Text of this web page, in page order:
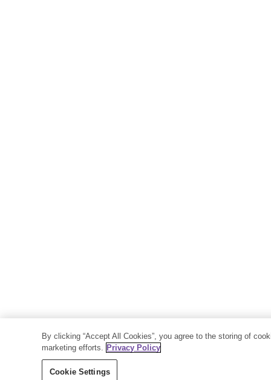
By clicking “Accept All Cookies”, you agree to the storing of
marketing efforts. Privacy Policy
Cookie Settings